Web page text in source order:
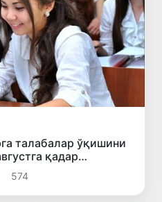
талабалар ўқишини
қадар
574